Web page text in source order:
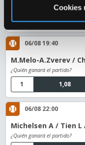
Cookies
¿Quién ganará el partido?
06/08 19:40
M.Melo-A.Zverev /
¿Quién ganará el partido?
1,08
1
06/08 22:00
Michelsen A / Tien
¿Quién ganará el partido?